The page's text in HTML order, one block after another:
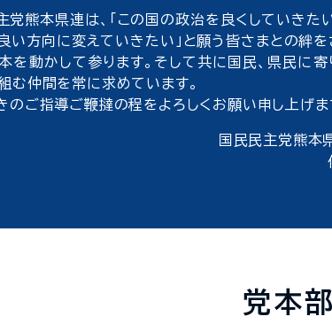
熊本県連は、「この国の政治を良くしていきたい
い方向に変えていきたい」と願う皆さまとの絆を
を動かして参ります。そして共に国民、県民に寄
む仲間を常に求めています。
のご指導ご鞭撻の程をよろしくお願い申し上げま
国民民主党熊本
党本